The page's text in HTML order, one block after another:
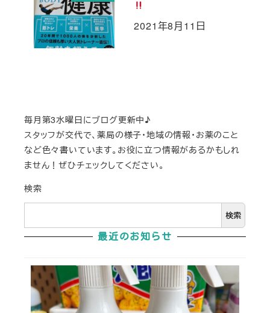
投稿日
2021年8月11日
毎月第3水曜日にブログ更新中♪
スタッフが交代で、薬局の様子・地域の情報・お薬のこと
など色々書いています。お役に立つ情報があるかもしれ
ません！ぜひチェックしてください。
検索
検索
最近のお知らせ